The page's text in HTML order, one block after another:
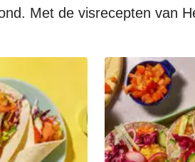
Met de visrecepten van